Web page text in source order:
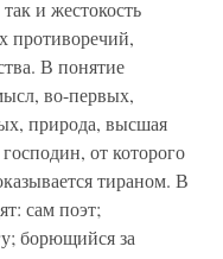
и жестокость
противоречий,
В понятие
во-первых,
природа, высшая
от которого
тираном. В
сам поэт;
борющийся за